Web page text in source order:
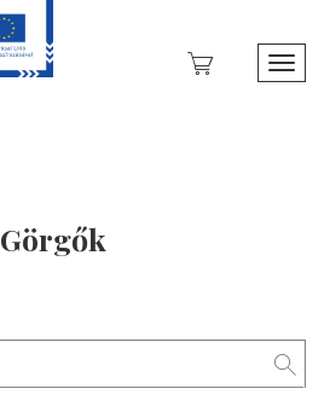
Görgők